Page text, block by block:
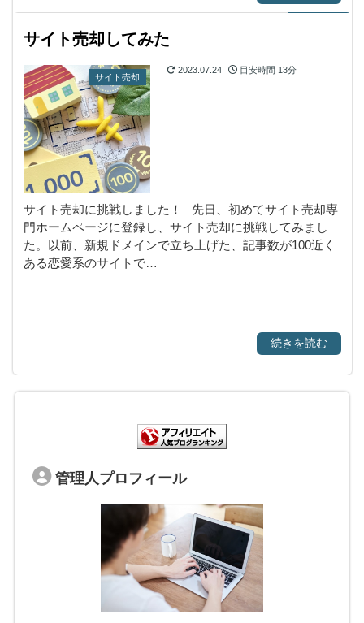
サイト売却してみた
サイト売却
2023.07.24 目安時間 13分
サイト売却に挑戦しました！ 先日、初めてサイト売却専
門ホームページに登録し、サイト売却に挑戦してみまし
た。以前、新規ドメインで立ち上げた、記事数が100近く
ある恋愛系のサイトで…
続きを読む
管理人プロフィール